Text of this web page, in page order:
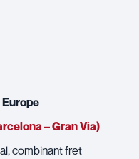
– Gran Via)
combinant fret